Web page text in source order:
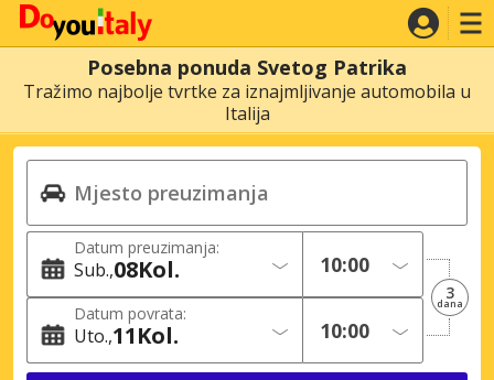
Posebna ponuda Svetog Patrika
Tražimo najbolje tvrtke za iznajmljivanje automobila u
Italija
Datum preuzimanja:
Sub. 08Kol.
Datum povrata:
Uto. 11Kol.
3
dana